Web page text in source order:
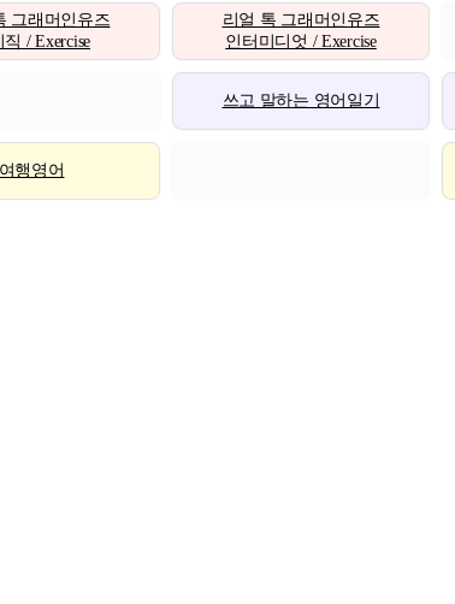
그래머인유즈
/ Exercise
리얼 톡 그래머인유즈
인터미디엇 / Exercise
쓰고 말하는 영어일기
행영어